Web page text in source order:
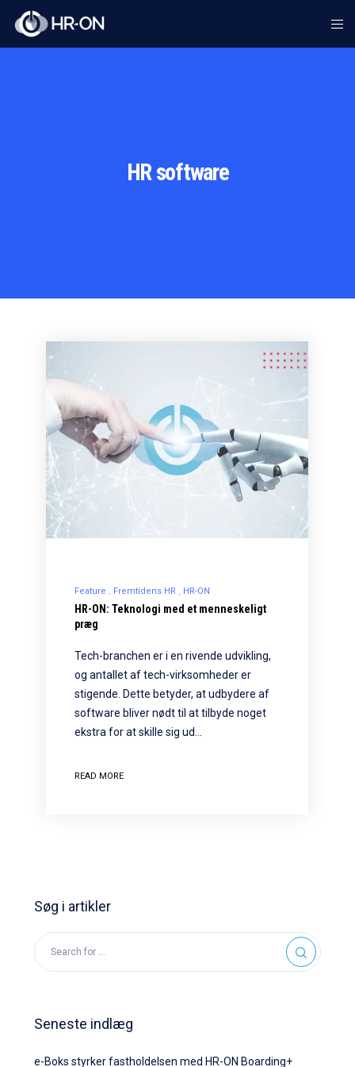
HR software
Feature Fremtidens HR HR-ON
HR-ON: Teknologi med et menneskeligt
præg
Tech-branchen er i en rivende udvikling,
og antallet af tech-virksomheder er
stigende. Dette betyder, at udbydere af
software bliver nødt til at tilbyde noget
ekstra for at skille sig ud…
READ MORE
Søg i artikler
Seneste indlæg
e-Boks styrker fastholdelsen med HR-ON Boarding+